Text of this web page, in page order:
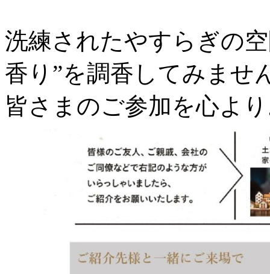
洗練されたやすらぎの
香り”を調香してみませ
皆さまのご参加を心よ